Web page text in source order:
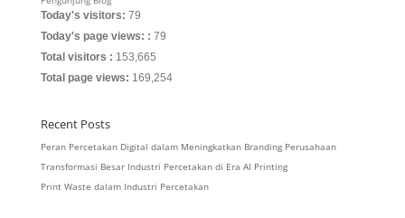
Today's visitors: 79
Today's page views: : 79
Total visitors : 153,665
Total page views: 169,254
Recent Posts
Peran Percetakan Digital dalam Meningkatkan Branding Perusahaan
Transformasi Besar Industri Percetakan di Era AI Printing
Print Waste dalam Industri Percetakan